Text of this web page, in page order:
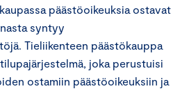
päästöoikeuksia ostavat
syntyy
Tieliikenteen päästökauppa
joka perustuisi
ostamiin päästöoikeuksiin ja